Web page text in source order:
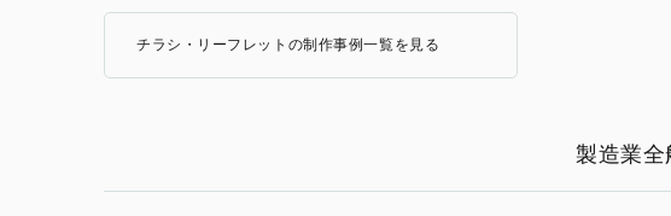
チラシ・リーフレットの制作事例一覧を見る
製造業全